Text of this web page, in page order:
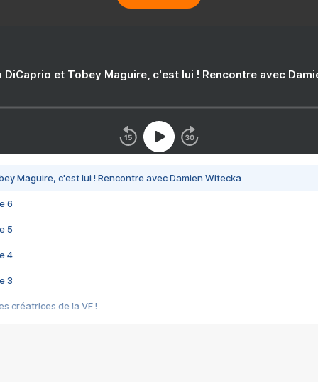
DiCaprio et Tobey Maguire, c'est lui ! Rencontre avec
Maguire, c'est lui ! Rencontre avec Damien Witecka
6
5
4
3
créatrices de la VF !